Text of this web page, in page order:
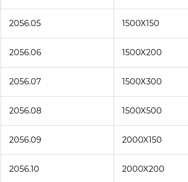
2056.05 1500X150
2056.06 1500X200
2056.07 1500X300
2056.08 1500X500
2056.09 2000X150
2056.10 2000X200